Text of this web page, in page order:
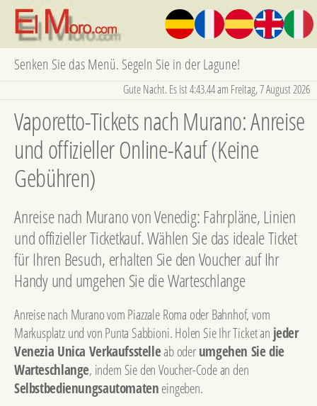
Senken Sie das Menü. Segeln Sie in der Lagune!
Gute Nacht. Es ist 4:43.44 am Freitag, 7 August 2026
Vaporetto-Tickets nach Murano: Anreise
und offizieller Online-Kauf (Keine
Gebühren)
Anreise nach Murano von Venedig: Fahrpläne, Linien
und offizieller Ticketkauf. Wählen Sie das ideale Ticket
für Ihren Besuch, erhalten Sie den Voucher auf Ihr
Handy und umgehen Sie die Warteschlange
Anreise nach Murano vom Piazzale Roma oder Bahnhof, vom
Markusplatz und von Punta Sabbioni. Holen Sie Ihr Ticket an jeder
Venezia Unica Verkaufsstelleab oderumgehen Sie die
Warteschlange, indem Sie den Voucher-Code an den
Selbstbedienungsautomateneingeben.